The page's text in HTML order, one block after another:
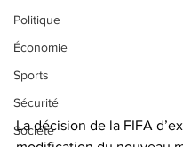
Politique
Économie
Sports
Sécurité
Société
La décision de la FIFA